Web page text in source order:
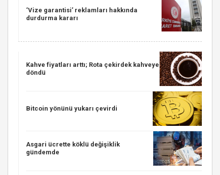
‘Vize garantisi’ reklamları hakkında
durdurma kararı
Kahve fiyatları arttı; Rota çekirdek kahveye
döndü
Bitcoin yönünü yukarı çevirdi
Asgari ücrette köklü değişiklik
gündemde